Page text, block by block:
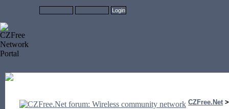
CZFree.Net